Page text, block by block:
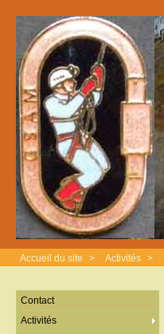
Accueil du site > Activités >
Contact
Activités